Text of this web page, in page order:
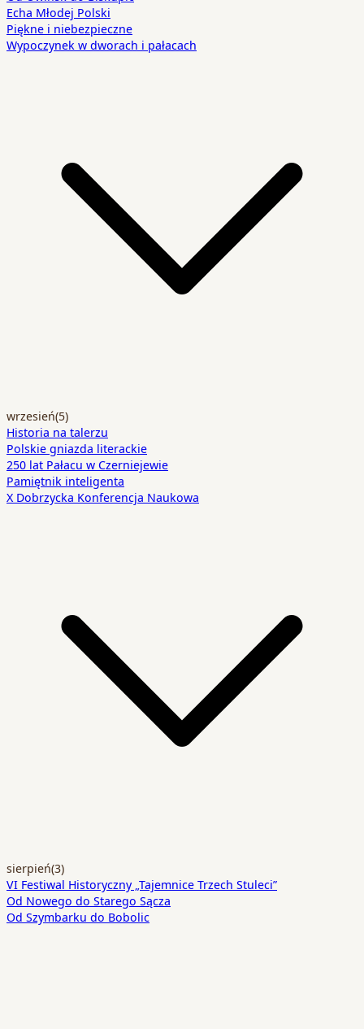
Echa Młodej Polski
Piękne i niebezpieczne
Wypoczynek w dworach i pałacach
wrzesień(5)
Historia na talerzu
Polskie gniazda literackie
250 lat Pałacu w Czerniejewie
Pamiętnik inteligenta
X Dobrzycka Konferencja Naukowa
sierpień(3)
VI Festiwal Historyczny „Tajemnice Trzech Stuleci”
Od Nowego do Starego Sącza
Od Szymbarku do Bobolic